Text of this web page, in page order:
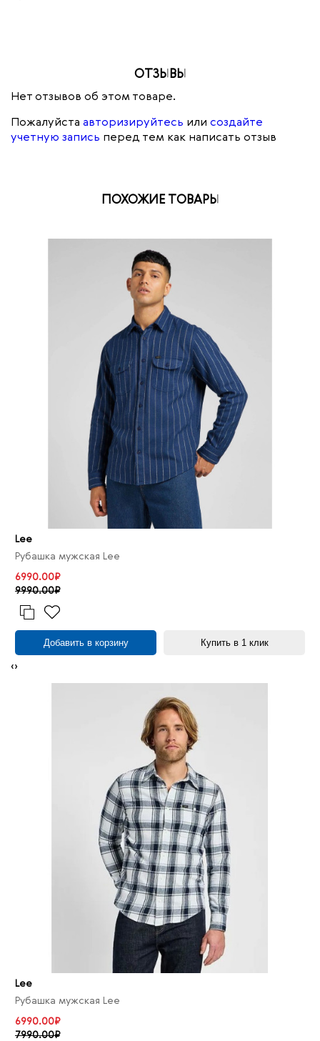
ОТЗЫВЫ
Нет отзывов об этом товаре.
Пожалуйста авторизируйтесь или создайте
учетную запись перед тем как написать отзыв
ПОХОЖИЕ ТОВАРЫ
Lee
Рубашка мужская Lee
6990.00₽
9990.00₽
Добавить в корзину Купить в 1 клик
‹›
Lee
Рубашка мужская Lee
6990.00₽
7990.00₽